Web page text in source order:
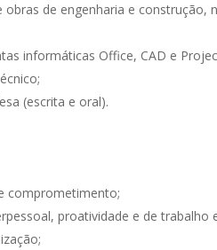
obras de engenharia e
informáticas Office, CAD e
(escrita e oral).
comprometimento;
proatividade e de trabalho